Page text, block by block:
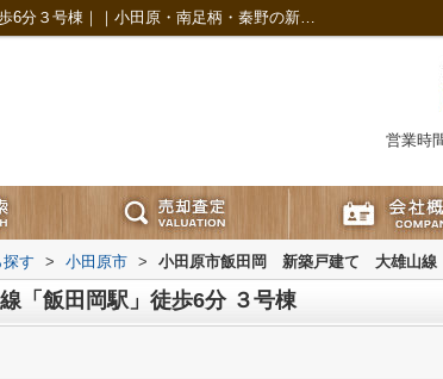
小田原市飯田岡 新築戸建て 大雄山線「飯田岡駅」徒歩6分３号棟｜｜小田原・南足柄・秦野の新築戸建は株式会社まちの不動産屋COZY
営業時
す > 小田原市 > 小田原市飯田岡 新築戸建て 大雄山線
飯田岡駅」徒歩6分 ３号棟